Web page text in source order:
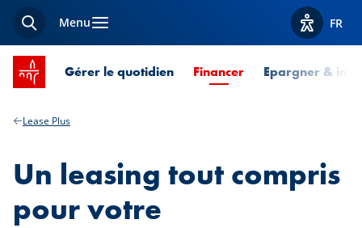
Recherche
Menu Afficher
FR
Accueil SPUERKEESS
Gérer le quotidien FinancerPage courante
Epargner &
Lease Plus
Un leasing tout compris
pour votre